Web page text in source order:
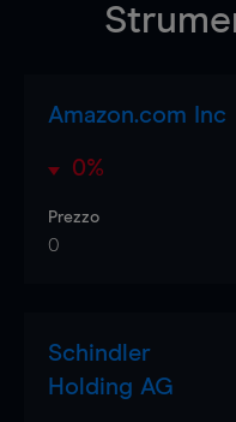
Amazon.com Inc
0%
Prezzo
0
Schindler
Holding AG